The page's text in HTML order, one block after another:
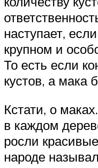
наступает,
крупном и
То есть если
кустов, а мака
Кстати, о
в каждом
росли
народе